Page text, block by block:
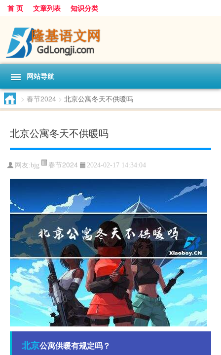
首 页 文章列表 知识分类
网站导航
> 春节2024 > 北京公寓冬天不供暖吗
北京公寓冬天不供暖吗
网友:bjg 春节2024 2024-02-17 14:34:04
北京公寓供暖有规定吗？